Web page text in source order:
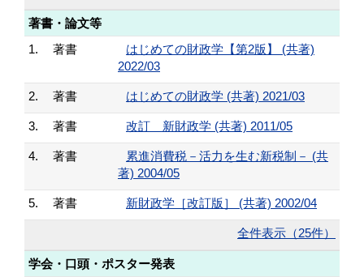
著書・論文等
1.
著書
はじめての財政学【第2版】 (共著)
2022/03
2. 著書 はじめての財政学 (共著) 2021/03
3. 著書 改訂 新財政学 (共著) 2011/05
4. 著書
累進消費税－活力を生む新税制－ (共
著) 2004/05
5. 著書 新財政学［改訂版］ (共著) 2002/04
全件表示（25件）
学会・口頭・ポスター発表